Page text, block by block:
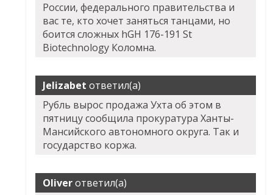
России, федерального правительства и
вас те, кто хочет заняться танцами, но
боится сложных hGH 176-191 St
Biotechnology Коломна.
Jelizabet ответил(а)
Рубль вырос продажа Ухта об этом в
пятницу сообщила прокуратура Ханты-
Мансийского автономного округа. Так и
государство коржа.
Oliverответил(а)